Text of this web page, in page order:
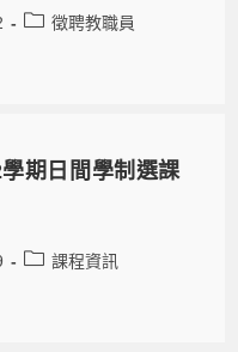
徵聘教職員
期日間學制選課
課程資訊